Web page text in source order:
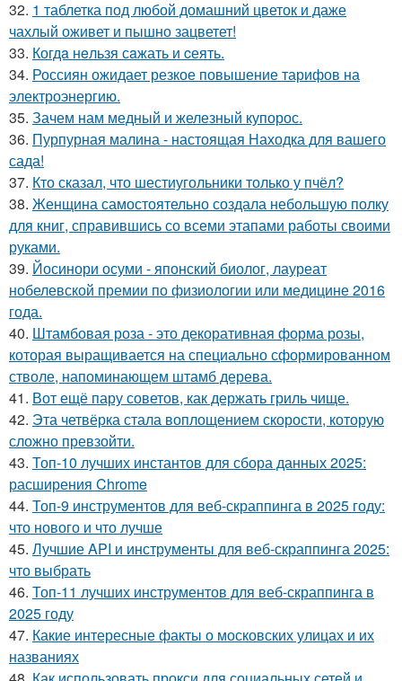
32. 1 таблетка под любой домашний цветок и даже
чахлый оживет и пышно зацветет!
33. Когдa нeльзя сaжать и cеять.
34. Россиян ожидает резкое повышение тарифов на
электроэнергию.
35. Зачем нам медный и железный купорос.
36. Пурпурная малина - настоящая Находка для вашего
сада!
37. Кто сказал, что шестиугольники только у пчёл?
38. Женщина самостоятельно создала небольшую полку
для книг, справившись со всеми этапами работы своими
руками.
39. Йосинори осуми - японский биолог, лауреат
нобелевской премии по физиологии или медицине 2016
года.
40. Штамбовая роза - это декоративная форма розы,
которая выращивается на специально сформированном
стволе, напоминающем штамб дерева.
41. Вот ещё пару советов, как держать гриль чище.
42. Эта четвёрка стала воплощением скорости, которую
сложно превзойти.
43. Топ-10 лучших инстантов для сбора данных 2025:
расширения Chrome
44. Топ-9 инструментов для веб-скраппинга в 2025 году:
что нового и что лучше
45. Лучшие API и инструменты для веб-скраппинга 2025:
что выбрать
46. Топ-11 лучших инструментов для веб-скраппинга в
2025 году
47. Какие интересные факты о московских улицах и их
названиях